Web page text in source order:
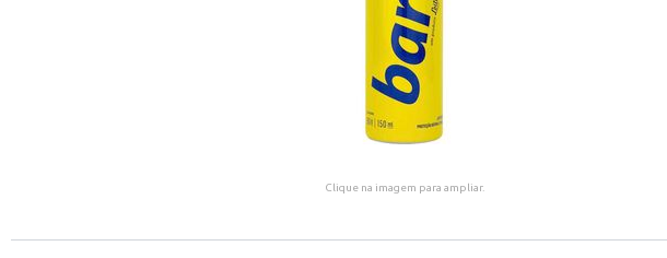
Clique na imagem para ampliar.